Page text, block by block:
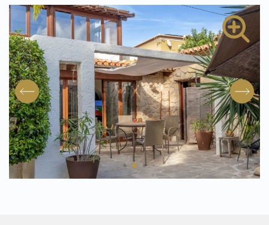
Huur
Verwacht
Aangekocht
Transacties
Spaans aanbod
Wie zijn wij